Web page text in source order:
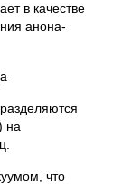
в качестве
анона-
на
что